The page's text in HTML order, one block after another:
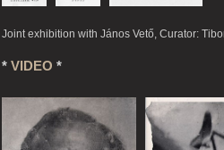
Joint exhibition with János Vető, Curator:
* VIDEO *